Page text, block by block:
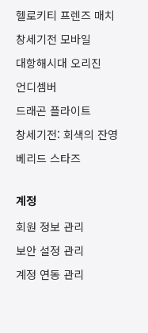
헬로키티 프렌즈 매치
창세기전 모바일
대항해시대 오리진
언디셈버
드래곤 플라이트
창세기전: 회색의 잔영
베리드 스타즈
계정
회원 정보 관리
보안 설정 관리
계정 연동 관리